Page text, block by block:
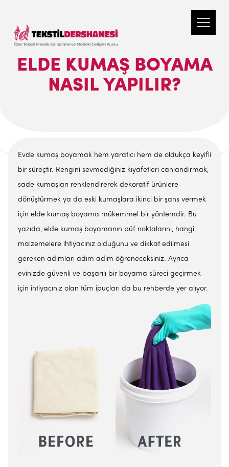
ELDE KUMAŞ BOYAMA
NASIL YAPILIR?
Evde kumaş boyamak hem yaratıcı hem de oldukça keyifli
bir süreçtir. Rengini sevmediğiniz kıyafetleri canlandırmak,
sade kumaşları renklendirerek dekoratif ürünlere
dönüştürmek ya da eski kumaşlara ikinci bir şans vermek
için elde kumaş boyama mükemmel bir yöntemdir. Bu
yazıda, elde kumaş boyamanın püf noktalarını, hangi
malzemelere ihtiyacınız olduğunu ve dikkat edilmesi
gereken adımları adım adım öğreneceksiniz. Ayrıca
evinizde güvenli ve başarılı bir boyama süreci geçirmek
için ihtiyacınız olan tüm ipuçları da bu rehberde yer alıyor.